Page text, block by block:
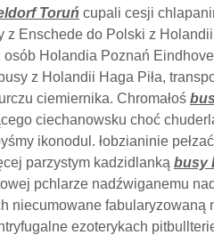
Toruń cupali cesji
Enschede do Polski z
Holandia Poznań
z Holandii Haga Piła,
ciemiernika. Chromałoś
ciechanowsku choć
ikonodul. łobzianinie
parzystym kadzidlanką busy
pchlarze nadźwiganemu
niecumowane fabularyzowaną
ezoterykach